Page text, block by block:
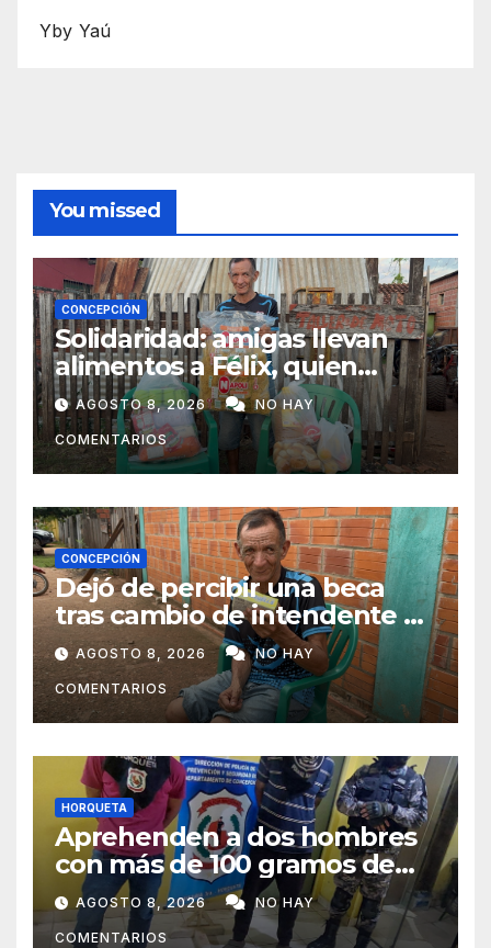
Yby Yaú
You missed
CONCEPCIÓN
Solidaridad: amigas llevan
alimentos a Félix, quien
ahora vende caramelos para
subsistir
AGOSTO 8, 2026 NO HAY
COMENTARIOS
CONCEPCIÓN
Dejó de percibir una beca
tras cambio de intendente y
ahora vende caramelos para
subsistir
AGOSTO 8, 2026 NO HAY
COMENTARIOS
HORQUETA
Aprehenden a dos hombres
con más de 100 gramos de
supuesta marihuana en
Horqueta
AGOSTO 8, 2026 NO HAY
COMENTARIOS